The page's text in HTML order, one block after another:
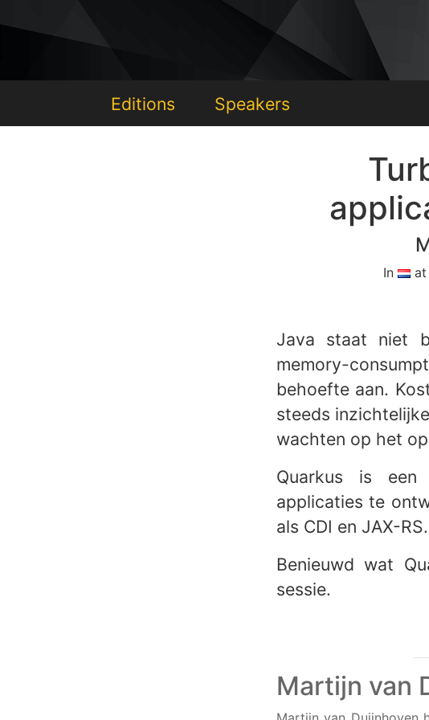
Editions Speakers
In at
Java staat niet
memory-
behoefte aan.
steeds
wachten op het
Quarkus is
applicaties te
als CDI en JAX-RS.
Benieuwd wat
sessie.
Martijn van